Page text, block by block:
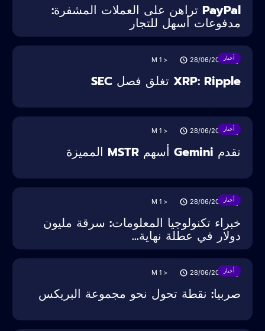
PayPal تراهن على العملات المشفرة:
مدفوعات أسهل للتجار
أخبار M
XRP: Ripple تغلق فصل SEC
أخبار M
تقدم Gemini أسهم MSTR المميزة
أخبار M
خبراء تكنولوجيا المعلومات: سرقة مليون
دولار في عطلة نهاية...
أخبار M
صربيا: نقطة تحول نحو مجموعة البريكس